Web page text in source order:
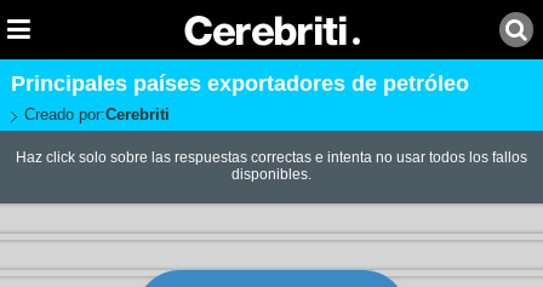
Principales países exportadores de petróleo
Creado por:Cerebriti
Haz click solo sobre las respuestas correctas e intenta no usar todos los fallos
disponibles.